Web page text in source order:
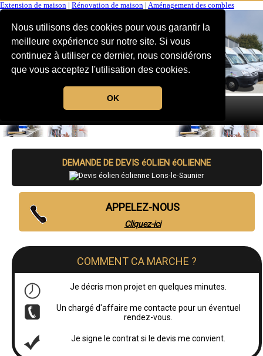
Nous utilisons des cookies pour vous garantir la
meilleure expérience sur notre site. Si vous
continuez à utiliser ce dernier, nous considérons
que vous acceptez l'utilisation des cookies.
OK
Extension de maison Rénovation de maison Aménagement des combles
MENU
DEMANDE DE DEVIS éOLIEN éOLIENNE
APPELEZ-NOUS
Cliquez-ici
COMMENT CA MARCHE ?
Je décris mon projet en quelques minutes.
Un chargé d'affaire me contacte pour un éventuel
rendez-vous.
Je signe le contrat si le devis me convient.